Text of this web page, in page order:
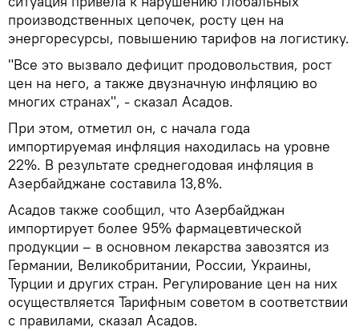
производственных цепочек, росту цен на
энергоресурсы, повышению тарифов на логистику.
"Все это вызвало дефицит продовольствия, рост
цен на него, а также двузначную инфляцию во
многих странах", - сказал Асадов.
При этом, отметил он, с начала года
импортируемая инфляция находилась на уровне
22%. В результате среднегодовая инфляция в
Азербайджане составила 13,8%.
Асадов также сообщил, что Азербайджан
импортирует более 95% фармацевтической
продукции – в основном лекарства завозятся из
Германии, Великобритании, России, Украины,
Турции и других стран. Регулирование цен на них
осуществляется Тарифным советом в соответствии
с правилами, сказал Асадов.